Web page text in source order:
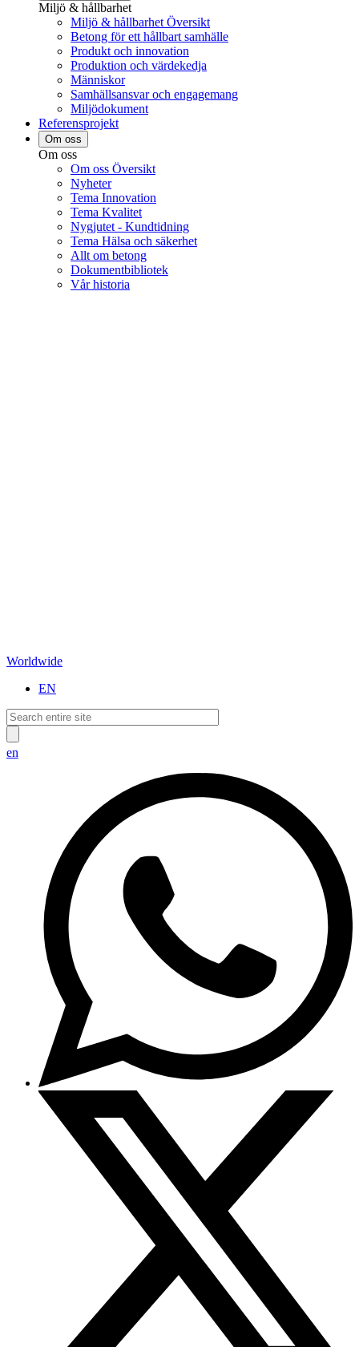
Miljö & hållbarhet
Miljö & hållbarhet Översikt
Betong för ett hållbart samhälle
Produkt och innovation
Produktion och värdekedja
Människor
Samhällsansvar och engagemang
Miljödokument
Referensprojekt
Om oss
Om oss
Om oss Översikt
Nyheter
Tema Innovation
Tema Kvalitet
Nygjutet - Kundtidning
Tema Hälsa och säkerhet
Allt om betong
Dokumentbibliotek
Vår historia
Worldwide
EN
en